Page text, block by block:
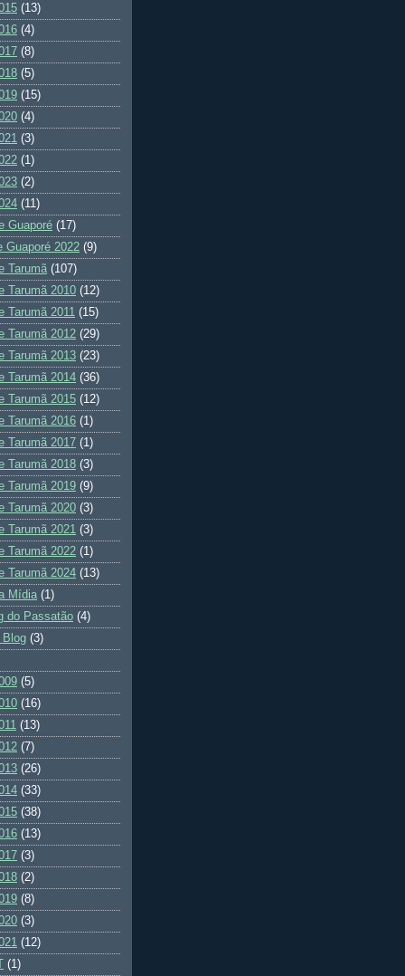
(13)
(4)
(8)
(5)
(15)
(4)
(3)
(1)
(2)
(11)
Guaporé (17)
Guaporé 2022 (9)
Tarumã (107)
Tarumã 2010 (12)
Tarumã 2011 (15)
Tarumã 2012 (29)
Tarumã 2013 (23)
Tarumã 2014 (36)
Tarumã 2015 (12)
Tarumã 2016 (1)
Tarumã 2017 (1)
Tarumã 2018 (3)
Tarumã 2019 (9)
Tarumã 2020 (3)
Tarumã 2021 (3)
Tarumã 2022 (1)
Tarumã 2024 (13)
Mídia (1)
do Passatão (4)
Blog (3)
(5)
(16)
(13)
(7)
(26)
(33)
(38)
(13)
(3)
(2)
(8)
(3)
(12)
(1)